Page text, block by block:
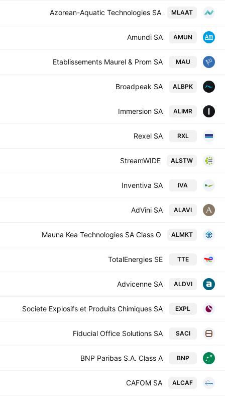
MLAAT
Azorean-Aquatic Technologies SA
AMUN
Amundi SA
MAU
Etablissements Maurel & Prom SA
ALBPK
Broadpeak SA
ALIMR
Immersion SA
RXL
Rexel SA
ALSTW
StreamWIDE
IVA
Inventiva SA
ALAVI
AdVini SA
ALMKT
Mauna Kea Technologies SA Class O
TTE
TotalEnergies SE
ALDVI
Advicenne SA
EXPL
Societe Explosifs et Produits Chimiques SA
SACI
Fiducial Office Solutions SA
BNP
BNP Paribas S.A. Class A
ALCAF
CAFOM SA